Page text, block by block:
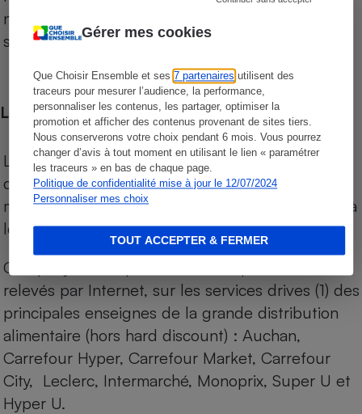
Gérer mes cookies
Que Choisir Ensemble et ses7 partenaires utilisent des
traceurs pour mesurer l’audience, la performance,
personnaliser les contenus, les partager, optimiser la
promotion et afficher des contenus provenant de sites tiers.
Nous conserverons votre choix pendant 6 mois. Vous pourrez
changer d’avis à tout moment en utilisant le lien « paramétrer
les traceurs » en bas de chaque page.
Politique de confidentialité mise à jour le 12/07/2024
Personnaliser mes choix
TOUT ACCEPTER & FERMER
niveau de prix des supermarchés, géolocalisés
sur le territoire français.
Les comparaisons de prix
Les comparaisons sont réalisées sur l’ensemble
des produits des magasins. Les produits de
marques de distributeurs (MDD) sont comparés à
leurs équivalents chez leurs concurrents.
Chaque jour, les prix de tous les produits sont
relevés par Internet, sur les services drives (1) des
principales enseignes de la grande distribution
alimentaire (hors hard discount) : Auchan,
Carrefour Hyper, Carrefour Market, Carrefour
City, Leclerc, Intermarché, Monoprix, Super U et
Hyper U.